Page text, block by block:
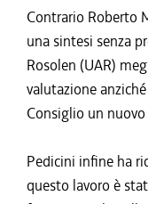
Contrario Roberto
una sintesi senza
Rosolen (UAR)
valutazione
Consiglio un
Pedicini infine ha
questo lavoro è